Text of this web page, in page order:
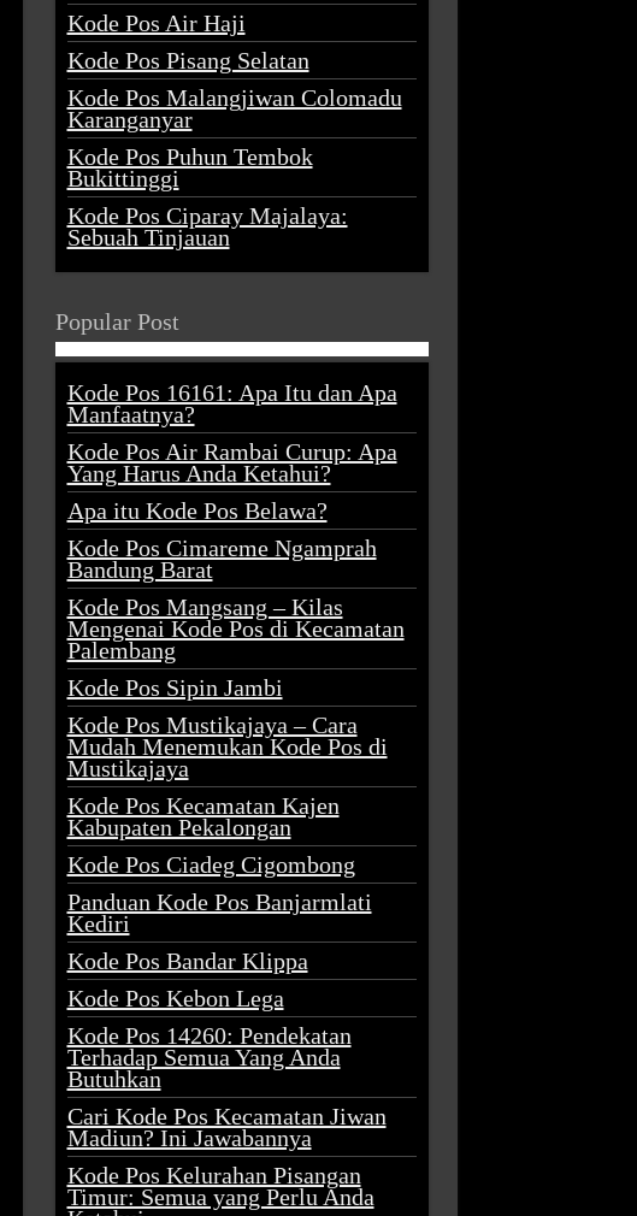
Kode Pos Air Haji
Kode Pos Pisang Selatan
Kode Pos Malangjiwan Colomadu
Karanganyar
Kode Pos Puhun Tembok
Bukittinggi
Kode Pos Ciparay Majalaya:
Sebuah Tinjauan
Popular Post
Kode Pos 16161: Apa Itu dan Apa
Manfaatnya?
Kode Pos Air Rambai Curup: Apa
Yang Harus Anda Ketahui?
Apa itu Kode Pos Belawa?
Kode Pos Cimareme Ngamprah
Bandung Barat
Kode Pos Mangsang – Kilas
Mengenai Kode Pos di Kecamatan
Palembang
Kode Pos Sipin Jambi
Kode Pos Mustikajaya – Cara
Mudah Menemukan Kode Pos di
Mustikajaya
Kode Pos Kecamatan Kajen
Kabupaten Pekalongan
Kode Pos Ciadeg Cigombong
Panduan Kode Pos Banjarmlati
Kediri
Kode Pos Bandar Klippa
Kode Pos Kebon Lega
Kode Pos 14260: Pendekatan
Terhadap Semua Yang Anda
Butuhkan
Cari Kode Pos Kecamatan Jiwan
Madiun? Ini Jawabannya
Kode Pos Kelurahan Pisangan
Timur: Semua yang Perlu Anda